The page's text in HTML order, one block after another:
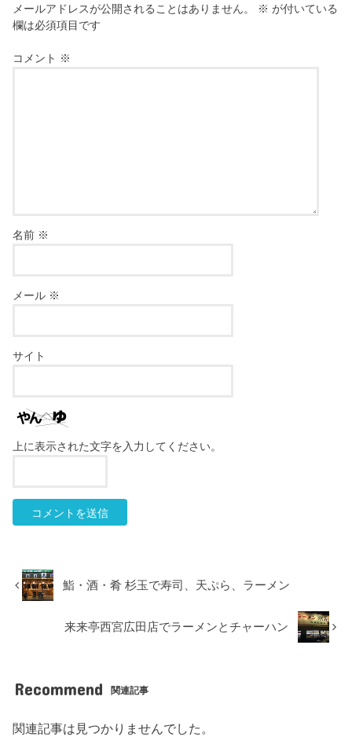
メールアドレスが公開されることはありません。 ※ が付いている
欄は必須項目です
コメント ※
名前 ※
メール ※
サイト
上に表示された文字を入力してください。
鮨・酒・肴 杉玉で寿司、天ぷら、ラーメン
来来亭西宮広田店でラーメンとチャーハン
Recommend 関連記事
関連記事は見つかりませんでした。